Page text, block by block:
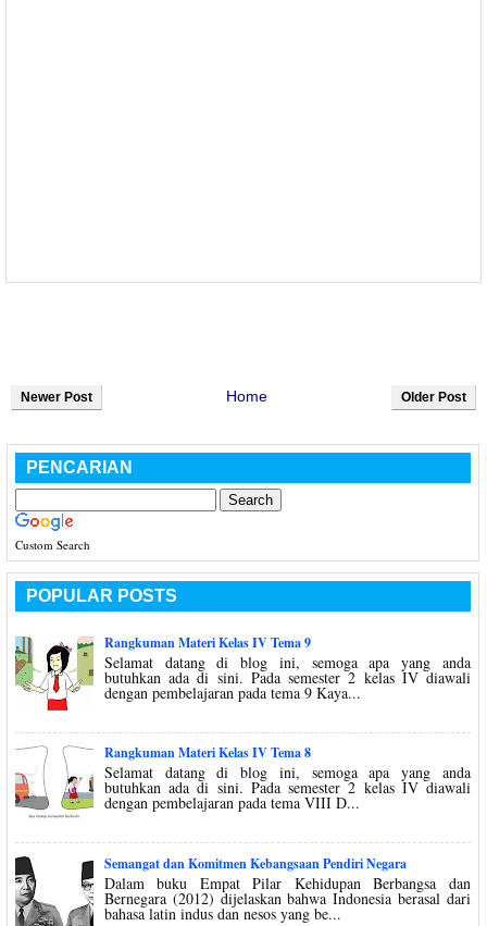
Newer Post Older Post
Home
PENCARIAN
Custom Search
POPULAR POSTS
Rangkuman Materi Kelas IV Tema 9
Selamat datang di blog ini, semoga apa yang anda
butuhkan ada di sini. Pada semester 2 kelas IV diawali
dengan pembelajaran pada tema 9 Kaya...
Rangkuman Materi Kelas IV Tema 8
Selamat datang di blog ini, semoga apa yang anda
butuhkan ada di sini. Pada semester 2 kelas IV diawali
dengan pembelajaran pada tema VIII D...
Semangat dan Komitmen Kebangsaan Pendiri Negara
Dalam buku Empat Pilar Kehidupan Berbangsa dan
Bernegara (2012) dijelaskan bahwa Indonesia berasal dari
bahasa latin indus dan nesos yang be...